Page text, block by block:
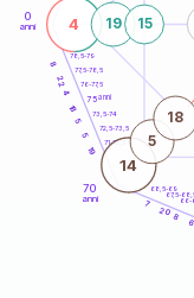
0
anni
70
anni 66-
67,5-
68,5-69
71-72,5
72,5-73,5
73,5-74
76-77,5
77,5-78,5
78,5-79
6
8
20
7
19
5
5
18
4
22
8
4
14
19 15
5
18
75anni